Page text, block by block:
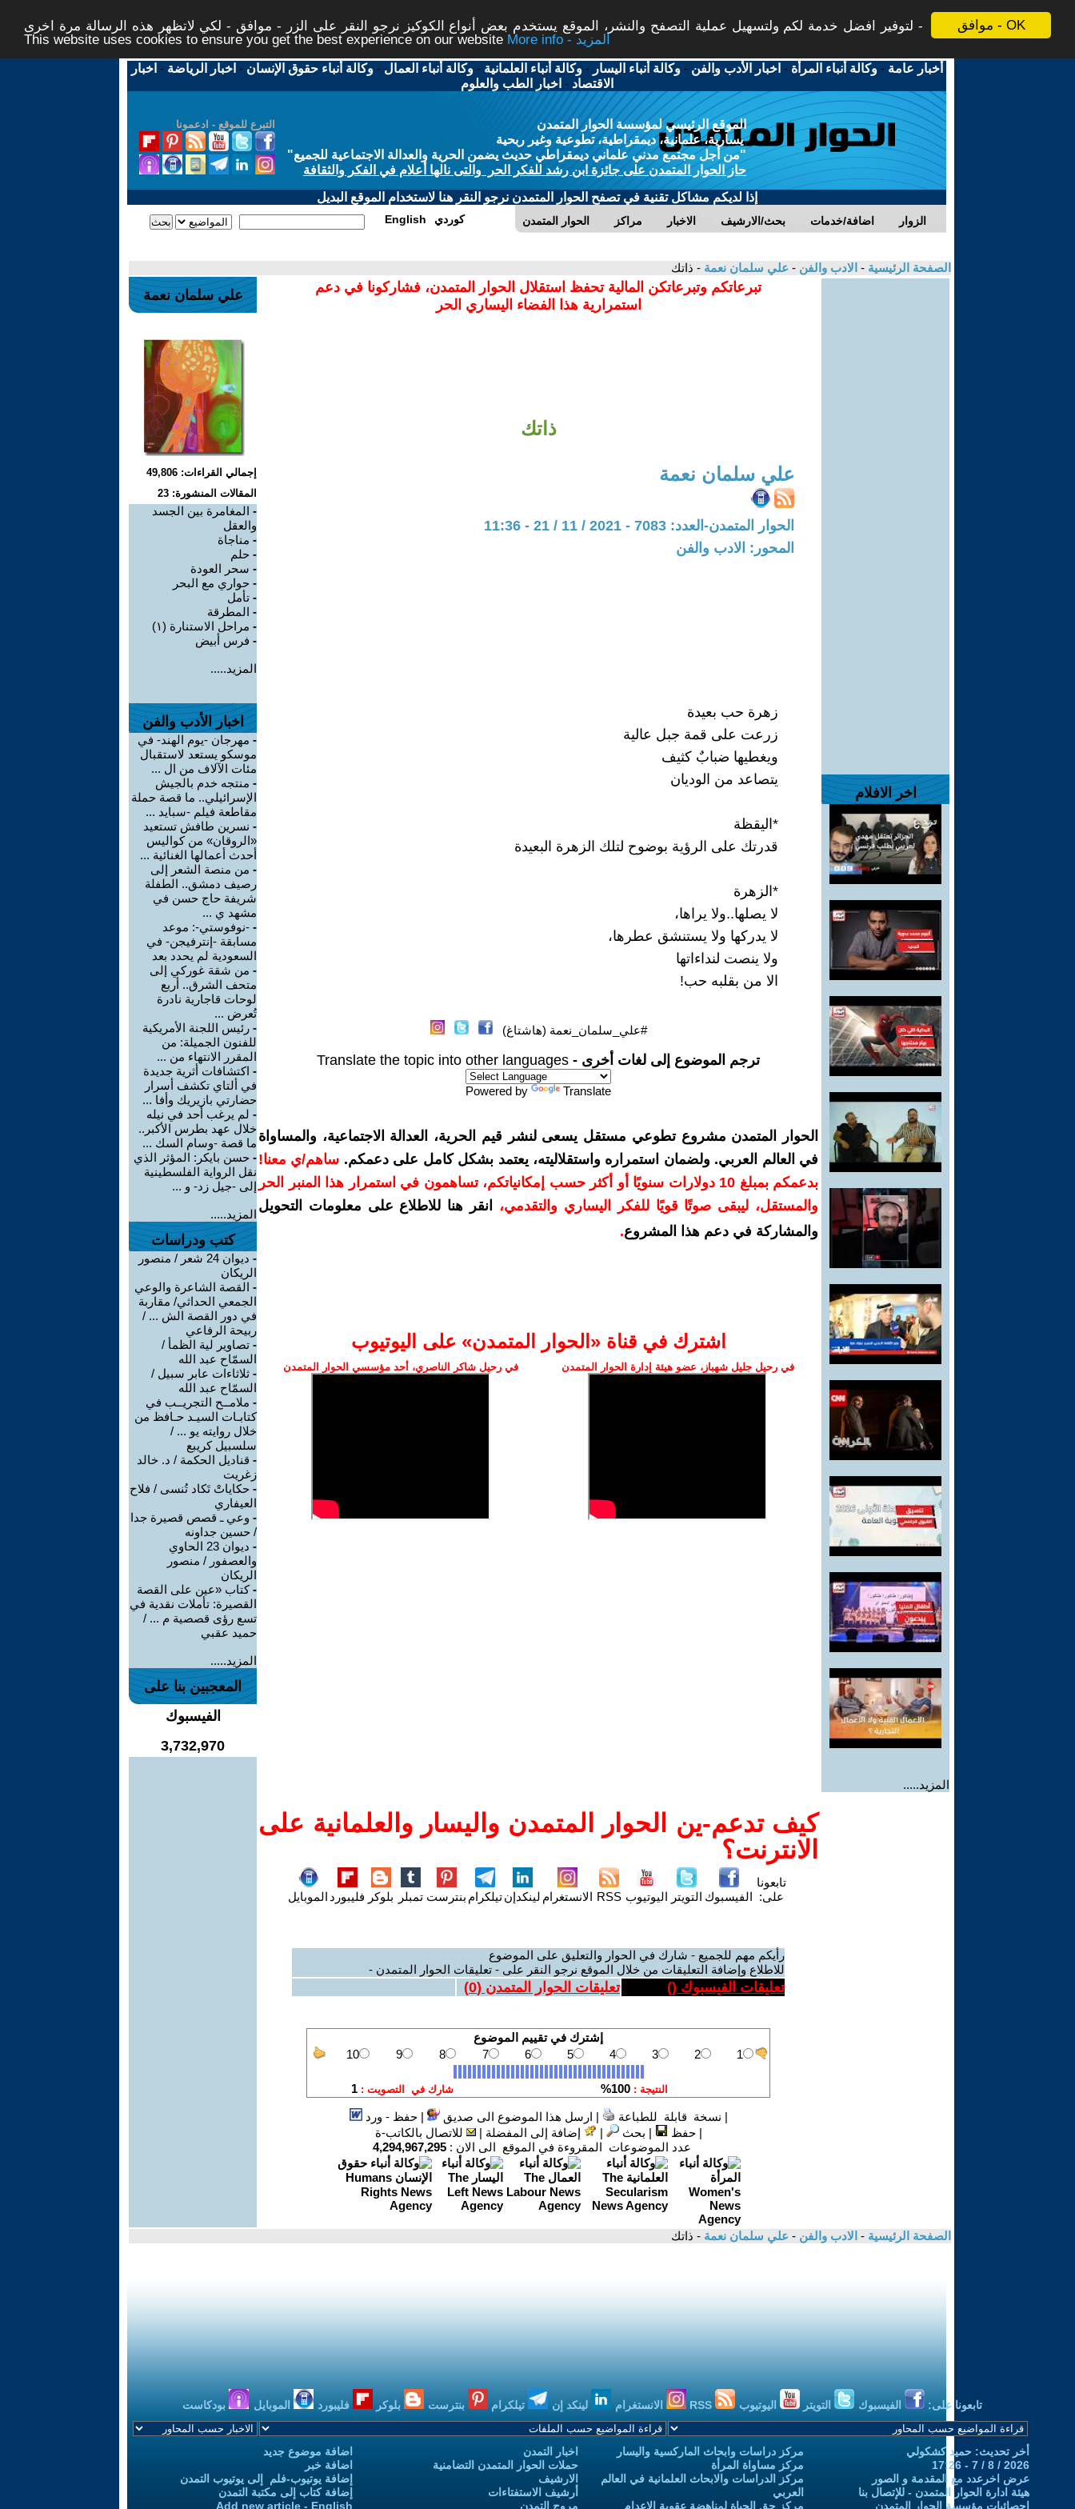
موافق - OK
لتوفير افضل خدمة لكم ولتسهيل عملية التصفح والنشر، الموقع يستخدم بعض أنواع الكوكيز نرجو النقر على الزر - موافق - لكي لاتظهر هذه الرسالة مرة اخرى -
This website uses cookies to ensure you get the best experience on our website
More info - المزيد
أخبار عامة -وكالة أنباء المرأة - اخبار الأدب والفن -وكالة أنباء اليسار -وكالة أنباء العلمانية -وكالة أنباء العمال -وكالة أنباء حقوق الإنسان - اخبار الرياضة - اخبار
الاقتصاد - اخبار الطب والعلوم
التبرع للموقع - ادعمونا
الموقع الرئيسي لمؤسسة الحوار المتمدن
يسارية، علمانية، ديمقراطية، تطوعية وغير ربحية
"من أجل مجتمع مدني علماني ديمقراطي حديث يضمن الحرية والعدالة الاجتماعية للجميع"
حاز الحوار المتمدن على جائزة ابن رشد للفكر الحر والتى نالها أعلام في الفكر والثقافة
إذا لديكم مشاكل تقنية في تصفح الحوار المتمدن نرجو النقر هنا لاستخدام الموقع البديل
الحوار المتمدن مراكز الاخبار بحث/الارشيف اضافة/خدمات الزوار English كوردي
الصفحة الرئيسية - الادب والفن - علي سلمان نعمة - ذاتك
اخر الافلام
المزيد.....
تبرعاتكم وتبرعاتكن المالية تحفظ استقلال الحوار المتمدن، فشاركونا في دعم
استمرارية هذا الفضاء اليساري الحر
ذاتك
علي سلمان نعمة
الحوار المتمدن-العدد: 7083 - 2021 / 11 / 21 - 11:36
المحور: الادب والفن
زهرة حب بعيدة
زرعت على قمة جبل عالية
ويغطيها ضبابٌ كثيف
يتصاعد من الوديان
*اليقظة
قدرتك على الرؤية بوضوح لتلك الزهرة البعيدة
*الزهرة
لا يصلها..ولا يراها،
لا يدركها ولا يستنشق عطرها،
ولا ينصت لنداءاتها
الا من بقلبه حب!
#علي_سلمان_نعمة (هاشتاغ)
ترجم الموضوع إلى لغات أخرى - Translate the topic into other languages
Powered by Translate
الحوار المتمدن مشروع تطوعي مستقل يسعى لنشر قيم الحرية، العدالة الاجتماعية، والمساواة
في العالم العربي. ولضمان استمراره واستقلاليته، يعتمد بشكل كامل على دعمكم. ساهم/ي معنا!
بدعمكم بمبلغ 10 دولارات سنويًا أو أكثر حسب إمكانياتكم، تساهمون في استمرار هذا المنبر الحر
والمستقل، ليبقى صوتًا قويًا للفكر اليساري والتقدمي،
انقر هنا للاطلاع على معلومات التحويل
والمشاركة في دعم هذا المشروع.
اشترك في قناة ‫«الحوار المتمدن» على اليوتيوب
في رحيل جليل شهباز، عضو هيئة إدارة الحوار المتمدن في رحيل شاكر الناصري، أحد مؤسسي الحوار المتمدن
كيف تدعم-ين الحوار المتمدن واليسار والعلمانية على
الانترنت؟
تابعونا
على: الفيسبوك التويتر اليوتيوب RSS الانستغرام لينكدإنتيلكرام بنترست تمبلر بلوكر فليبورد الموبايل
رأيكم مهم للجميع - شارك في الحوار والتعليق على الموضوع
للاطلاع وإضافة التعليقات من خلال الموقع نرجو النقر على - تعليقات الحوار المتمدن -
تعليقات الفيسبوك () تعليقات الحوار المتمدن (0
)
| نسخة قابلة للطباعة | ارسل هذا الموضوع الى صديق |حفظ - ورد
|حفظ | بحث | إضافة إلى المفضلة |
للاتصال بالكاتب-ة
عدد الموضوعات المقروءة في الموقع الى الان : 4,294,967,295
علي سلمان نعمة
إجمالي القراءات: 49,806
المقالات المنشورة: 23
- المغامرة بين الجسد
والعقل
- مناجاة
- حلم
- سحر العودة
- حواري مع البحر
- تأمل
- المطرقة
- مراحل الاستنارة (١)
- فرس أبيض
المزيد.....
اخبار الأدب والفن
- مهرجان -يوم الهند- في
موسكو يستعد لاستقبال
مئات الآلاف من ال ...
- منتجه خدم بالجيش
الإسرائيلي.. ما قصة حملة
مقاطعة فيلم -سبايد ...
- نسرين طافش تستعيد
«الروقان» من كواليس
أحدث أعمالها الغنائية ...
- من منصة الشعر إلى
رصيف دمشق.. الطفلة
شريفة حاج حسن في
مشهد ي ...
- -نوفوستي-: موعد
مسابقة -إنترفيجن- في
السعودية لم يحدد بعد
- من شقة غوركي إلى
متحف الشرق.. أربع
لوحات قاجارية نادرة
تُعرض ...
- رئيس اللجنة الأمريكية
للفنون الجميلة: من
المقرر الانتهاء من ...
- اكتشافات أثرية جديدة
في ألتاي تكشف أسرار
حضارتي بازيريك وأفا ...
- لم يرغب أحد في نيله
خلال عهد بطرس الأكبر..
ما قصة -وسام السك ...
- حسن بايكر: المؤثر الذي
نقل الرواية الفلسطينية
إلى -جيل زد- و ...
المزيد.....
كتب ودراسات
-
ديوان 24 شعر / منصور
الريكان
- القصة الشاعرة والوعي
الجمعي الحداثي/ مقاربة
في دور القصة الش ... /
ربيحة الرفاعي
- تصاوير لية الظمأ /
السمّاح عبد الله
- ثلاثاءات عابر سبيل /
السمّاح عبد الله
- ملامــح التجريــب في
كتابـات السيـد حـافظ من
خلال روايته يو ... /
سلسبيل كريبع
- قناديل الحكمة / د. خالد
زغريت
- حكاياتْ تَكاد تُنسى / فلاح
العيفاري
- وعي ـ قصص قصيرة جدا
/ حسين جداونه
-
ديوان 23 الحاوي
والعصفور / منصور
الريكان
-كتاب «عين على القصة
القصيرة: تأملات نقدية في
تسع رؤى قصصية م ... /
حميد عقبي
المزيد.....
المعجبين بنا على
الفيسبوك
3,732,970
الصفحة الرئيسية - الادب والفن - علي سلمان نعمة - ذاتك
تابعونا على: الفيسبوك التويتر اليوتيوب الانستغرام لينكد إن تيلكرام بنترست بلوكر فليبورد الموبايل بودكاست
أخر تحديث: حميد كشكولي
2026 / 8 / 7 - 17:26
عرض اخرعدد مع المقدمة و الصور
هيئة ادارة الحوار المتمدن - للإتصال بنا
إحصائيات مؤسسة الحوار المتمدن
مركز دراسات وابحاث الماركسية واليسار
مركز مساواة المرأة
مركز الدراسات والابحاث العلمانية في العالم
العربي
مركز حق الحياة لمناهضة عقوبة الاعدام
اخبار التمدن
حملات الحوار المتمدن التضامنية
الارشيف
أرشيف الاستفتاءات
مروج التمدن
اضافة موضوع جديد
اضافة خبر
إضافة يوتيوب-فلم إلى يوتيوب التمدن
إضافة كتاب إلى مكتبة التمدن
Add new article - English